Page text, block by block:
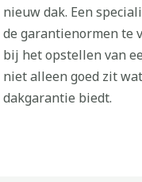
nieuw dak. Een
de garantienormen te
bij het opstellen van
niet alleen goed zit
dakgarantie biedt.